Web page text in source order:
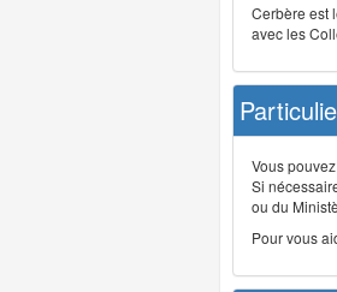
Cerbère est
avec les
Vous
Si
ou du
Pour vous